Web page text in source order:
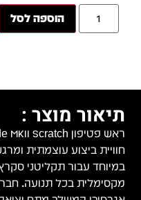
הוספה לסל
תיאור מוצר :
חוויית ביצוע עוצמתית
במיוחד עבור תקליטני